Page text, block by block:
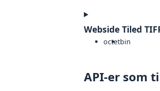
Webside Tiled
octetbin
API-er som